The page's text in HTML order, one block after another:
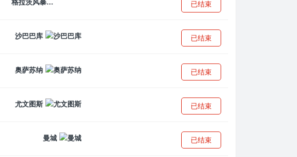
格拉茨风暴 已结束
沙巴巴库 已结束
奥萨苏纳 已结束
尤文图斯 已结束
曼城 已结束